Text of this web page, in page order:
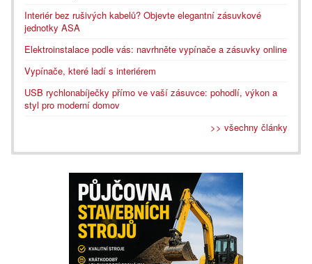
Interiér bez rušivých kabelů? Objevte elegantní zásuvkové
jednotky ASA
Elektroinstalace podle vás: navrhněte vypínače a zásuvky online
Vypínače, které ladí s interiérem
USB rychlonabíječky přímo ve vaší zásuvce: pohodlí, výkon a
styl pro moderní domov
>> všechny články